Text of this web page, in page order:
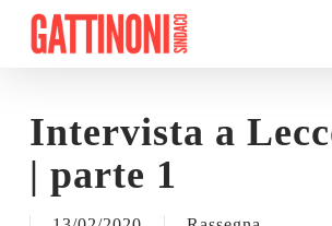
Skip
main
Intervista a
| parte 1